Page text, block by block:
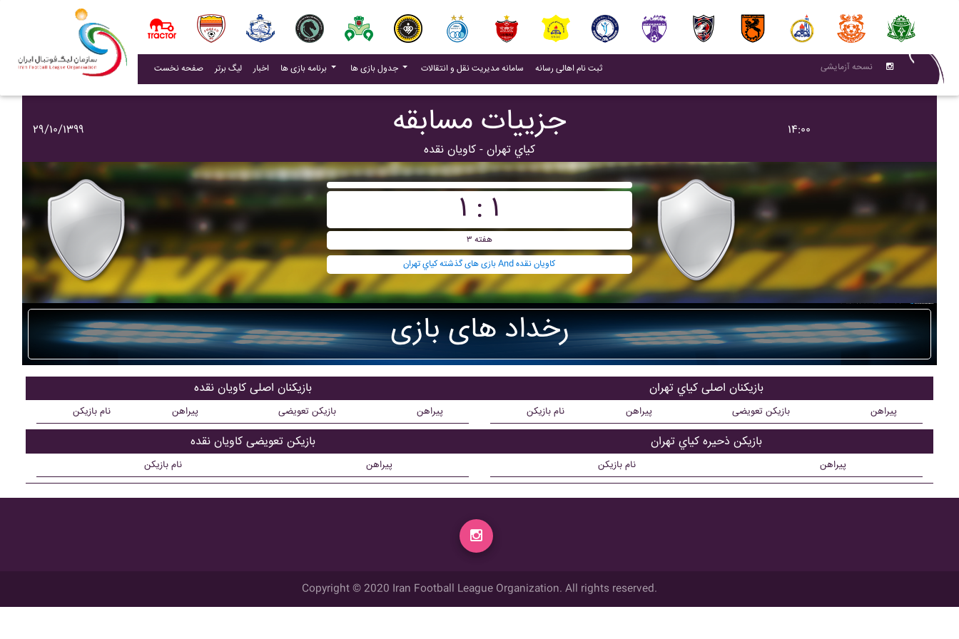
صفحه نخست لیگ برتر اخبار(current) برنامه بازی ها جدول بازی ها سامانه مدیریت نقل و انتقالات (current)
ثبت نام اهالی رسانه(current) نسحه آزمایشی
۲۹/۱۰/۱۳۹۹ جزییات مسابقه
کياي تهران - کاويان نقده
۱۴:۰۰
۱ : ۱
هفته ۳
بازی های گذشته کياي تهران And کاويان نقده
رخداد های بازی
بازیکنان اصلی کاويان نقده
نام بازیکن پیراهن بازیکن تعویضی پیراهن
بازیکن تعویضی کاويان نقده
نام بازیکن پیراهن
بازیکنان اصلی کياي تهران
نام بازیکن پیراهن بازیکن تعویضی پیراهن
بازیکن ذحیره کياي تهران
نام بازیکن پیراهن
Copyright © 2020 Iran Football League Organization. All rights reserved.